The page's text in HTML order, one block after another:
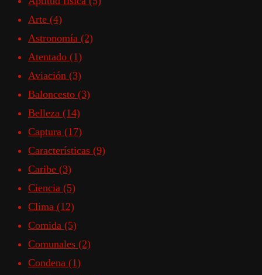
Arte (4)
Astronomía (2)
Atentado (1)
Aviación (3)
Baloncesto (3)
Belleza (14)
Captura (17)
Características (9)
Caribe (3)
Ciencia (5)
Clima (12)
Comida (5)
Comunales (2)
Condena (1)